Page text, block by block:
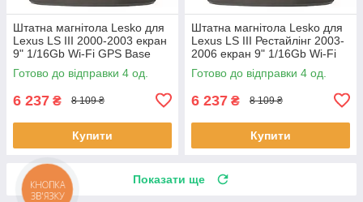
Штатна магнітола Lesko для
Lexus LS III 2000-2003 екран
9" 1/16Gb Wi-Fi GPS Base
Лексус 4 шт.
Готово до відправки 4 од.
6 237 ₴ 8 109 ₴
Купити
Штатна магнітола Lesko для
Lexus LS III Рестайлінг 2003-
2006 екран 9" 1/16Gb Wi-Fi
GPS Base 4 шт.
Готово до відправки 4 од.
6 237 ₴ 8 109 ₴
Купити
Показати ще
КНОПКА
ЗВ'ЯЗКУ